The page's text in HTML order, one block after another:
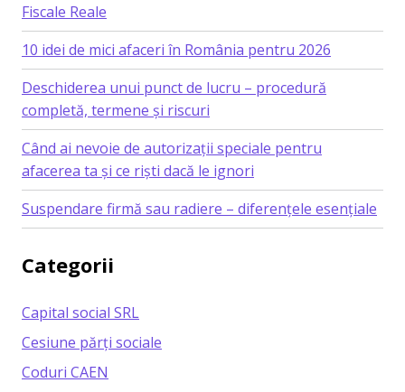
Fiscale Reale
10 idei de mici afaceri în România pentru 2026
Deschiderea unui punct de lucru – procedură
completă, termene și riscuri
Când ai nevoie de autorizații speciale pentru
afacerea ta și ce riști dacă le ignori
Suspendare firmă sau radiere – diferențele esențiale
Categorii
Capital social SRL
Cesiune părți sociale
Coduri CAEN